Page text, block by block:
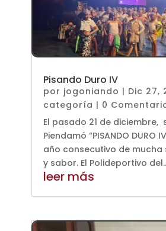
Pisando Duro IV
por jogoniando | Dic 27,
categoría | 0
El pasado 21 de diciembre,
Piendamó “PISANDO DURO
año consecutivo de mucha
y sabor. El Polideportivo
leer más